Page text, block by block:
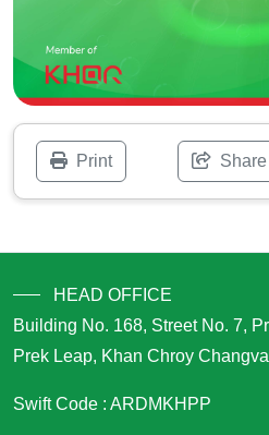
Print Share
HEAD OFFICE
Building No. 168, Street No. 7,
Prek Leap, Khan Chroy
Swift Code : ARDMKHPP